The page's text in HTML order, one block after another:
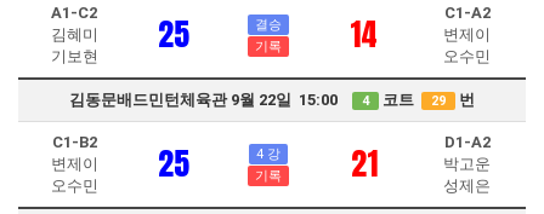
A1-C2
김혜미
기보현
25
결승
기록
14
C1-A2
변제이
오수민
김동문배드민턴체육관 9월 22일 15:00 4 코트 29 번
C1-B2
변제이
오수민
25
4 강
기록
21
D1-A2
박고운
성제은